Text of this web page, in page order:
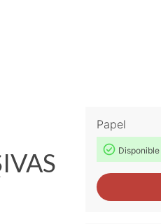
Papel
Disponible